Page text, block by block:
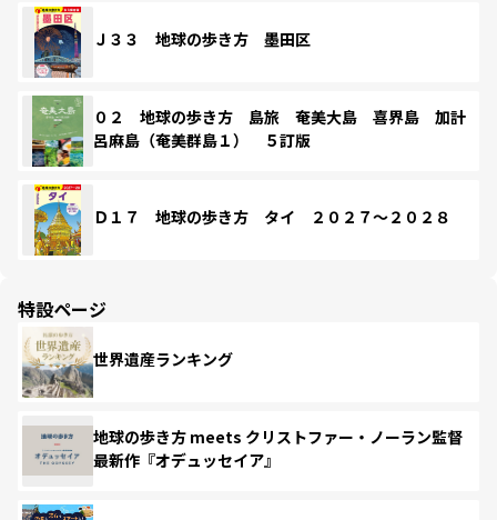
Ｊ３３ 地球の歩き方 墨田区
０２ 地球の歩き方 島旅 奄美大島 喜界島 加計
呂麻島（奄美群島１） ５訂版
Ｄ１７ 地球の歩き方 タイ ２０２７～２０２８
特設ページ
世界遺産ランキング
地球の歩き方 meets クリストファー・ノーラン監督
最新作『オデュッセイア』